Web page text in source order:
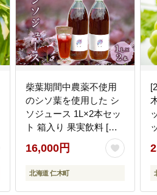
柴葉期間中農薬不使用
のシソ葉を使用した シ
ソジュース 1L×2本セッ
ト 箱入り 果実飲料 [有
限会社サンユー農産]
16,000円
北海道 仁木町